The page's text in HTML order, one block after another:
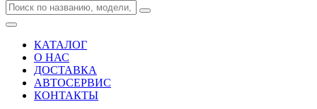
КАТАЛОГ
О НАС
ДОСТАВКА
АВТОСЕРВИС
КОНТАКТЫ